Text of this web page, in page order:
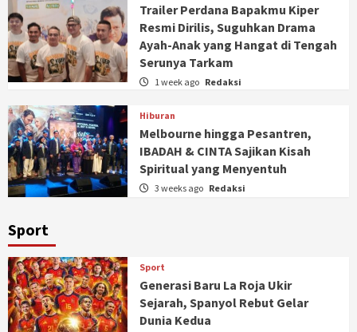
Trailer Perdana Bapakmu Kiper
Resmi Dirilis, Suguhkan Drama
Ayah-Anak yang Hangat di Tengah
Serunya Tarkam
1 week ago Redaksi
Hiburan
Melbourne hingga Pesantren,
IBADAH & CINTA Sajikan Kisah
Spiritual yang Menyentuh
3 weeks ago Redaksi
Sport
Sport
Generasi Baru La Roja Ukir
Sejarah, Spanyol Rebut Gelar
Dunia Kedua